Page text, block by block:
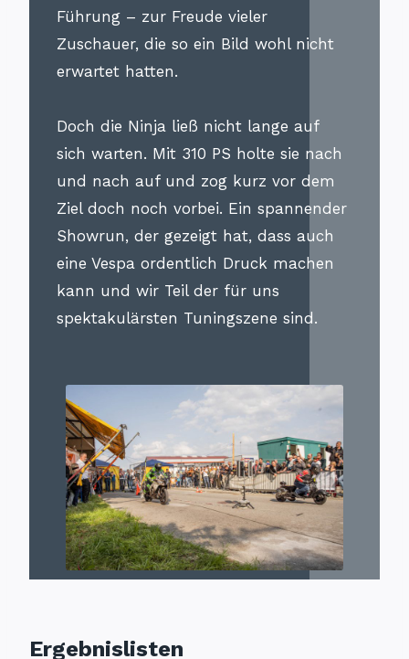
Führung – zur Freude vieler
Zuschauer, die so ein Bild wohl nicht
erwartet hatten.
Doch die Ninja ließ nicht lange auf
sich warten. Mit 310 PS holte sie nach
und nach auf und zog kurz vor dem
Ziel doch noch vorbei. Ein spannender
Showrun, der gezeigt hat, dass auch
eine Vespa ordentlich Druck machen
kann und wir Teil der für uns
spektakulärsten Tuningszene sind.
Ergebnislisten